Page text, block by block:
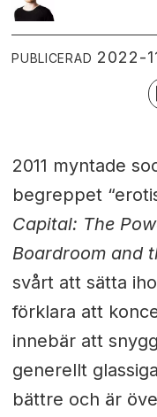
PUBLICERAD 2022-
2011 myntade
begreppet
Capital: The
Boardroom and
svårt att sätta
förklara att
innebär att
generellt
bättre och är